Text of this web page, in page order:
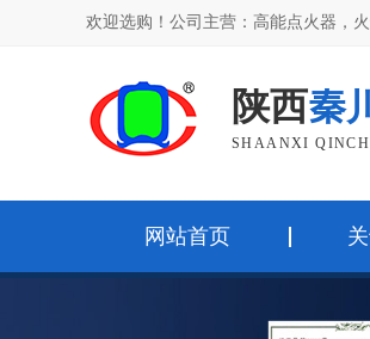
欢迎选购！公司主营：高能点火器，
陕西秦川
SHAANXI
网站首页